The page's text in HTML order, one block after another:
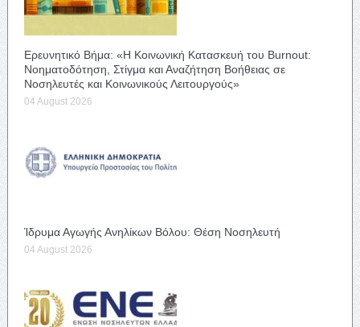
Ερευνητικό Βήμα: «Η Κοινωνική Κατασκευή του Burnout:
Νοηματοδότηση, Στίγμα και Αναζήτηση Βοήθειας σε
Νοσηλευτές και Κοινωνικούς Λειτουργούς»
04 August 2026
Ίδρυμα Αγωγής Ανηλίκων Βόλου: Θέση Νοσηλευτή
04 August 2026